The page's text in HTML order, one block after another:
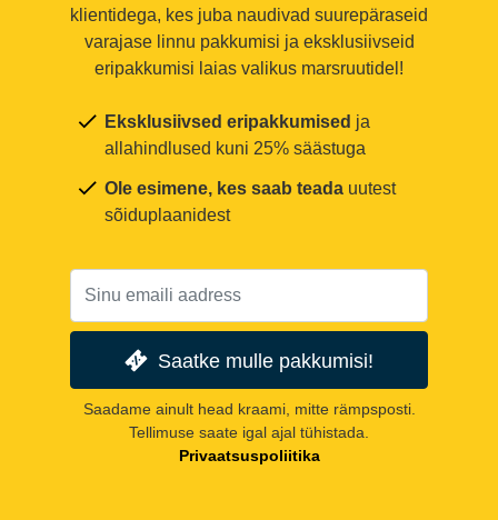
klientidega, kes juba naudivad suurepäraseid
varajase linnu pakkumisi ja eksklusiivseid
eripakkumisi laias valikus marsruutidel!
Eksklusiivsed eripakkumised ja
allahindlused kuni 25% säästuga
Ole esimene, kes saab teada uutest
sõiduplaanidest
Saatke mulle pakkumisi!
Saadame ainult head kraami, mitte rämpsposti.
Tellimuse saate igal ajal tühistada.
Privaatsuspoliitika